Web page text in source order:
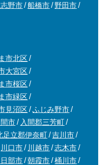
野市 船橋市
野田市
市北区
大宮区
市桜区
市緑区
見沼区
ふじみ野市
間市
入間郡三芳町
足立郡伊奈町
吉川市
川口市 川越市
志木市
部市 朝霞市
桶川市